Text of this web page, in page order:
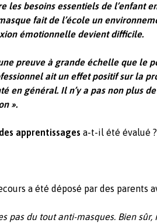
les besoins essentiels de l’enfant
fait de l’école un
émotionnelle devient difficile.
preuve à grande échelle que le
ait un effet positif sur la
en général. Il n’y a pas non plus
».
apprentissages a-t-il été évalué ?
a été déposé par des parents
pas du tout anti-masques. Bien